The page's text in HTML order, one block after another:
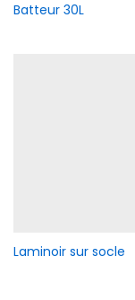
Batteur 30L
Laminoir sur socle